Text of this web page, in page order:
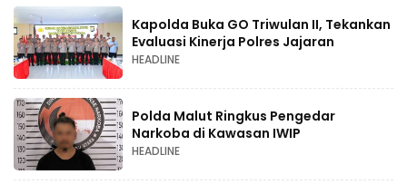
Kapolda Buka GO Triwulan II, Tekankan
Evaluasi Kinerja Polres Jajaran
HEADLINE
Polda Malut Ringkus Pengedar
Narkoba di Kawasan IWIP
HEADLINE